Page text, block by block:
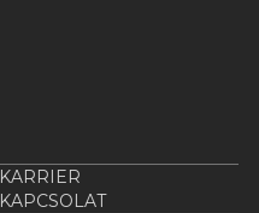
KARRIER
KAPCSOLAT